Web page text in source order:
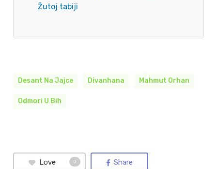
Žutoj tabiji
Desant Na Jajce Divanhana Mahmut Orhan
Odmori U Bih
Love 0 Share